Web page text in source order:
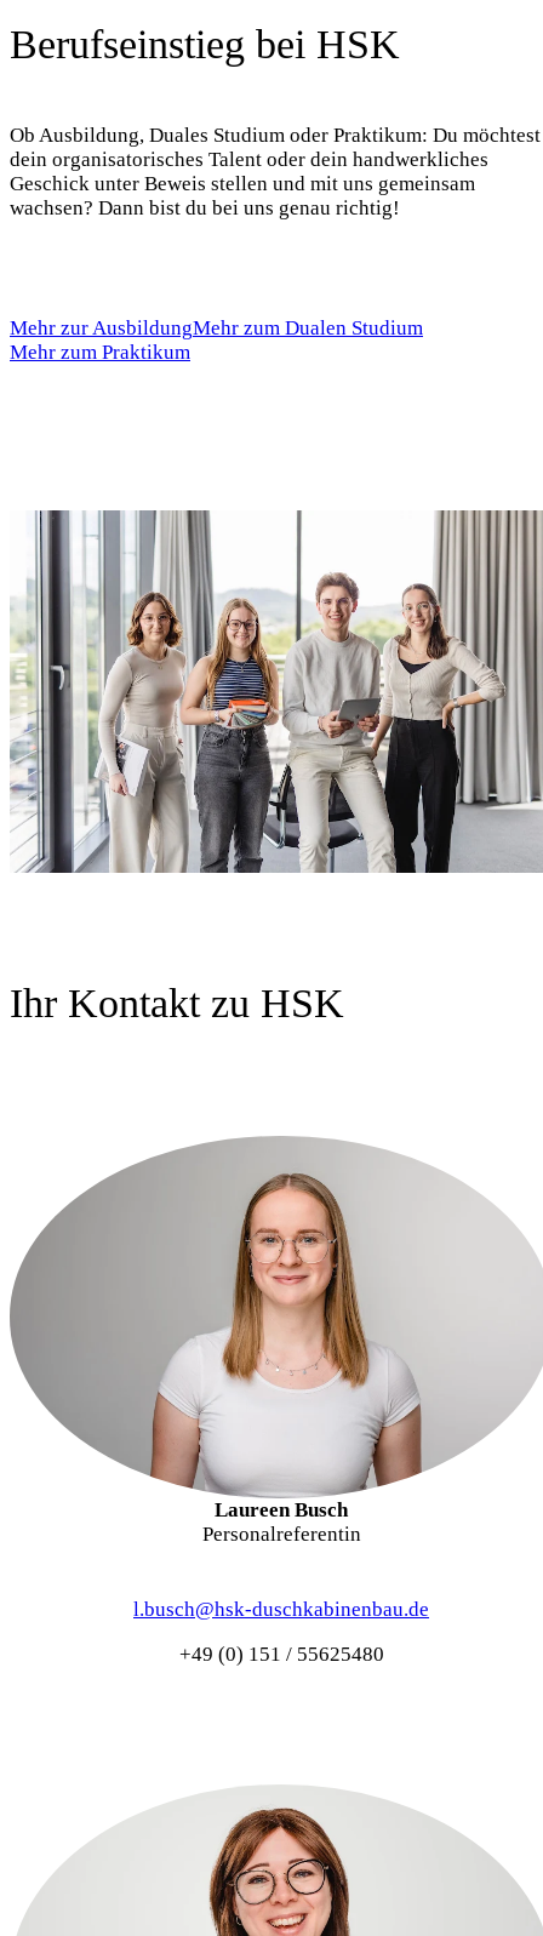
Berufseinstieg bei HSK
Ob Ausbildung, Duales Studium oder Praktikum: Du möchtest
dein organisatorisches Talent oder dein handwerkliches
Geschick unter Beweis stellen und mit uns gemeinsam
wachsen? Dann bist du bei uns genau richtig!
Mehr zur AusbildungMehr zum Dualen Studium
Mehr zum Praktikum
Ihr Kontakt zu HSK
Laureen Busch
Personalreferentin
l.busch@hsk-duschkabinenbau.de
+49 (0) 151 / 55625480